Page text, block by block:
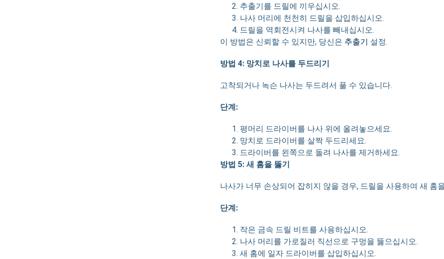
추출기를 드릴에 끼우십시오.
나사 머리에 천천히 드릴을 삽입하십시오.
드릴을 역회전시켜 나사를 빼내십시오.
이 방법은 신뢰할 수 있지만, 당신은 추출기 설정.
방법 4: 망치로 나사를 두드리기
고착되거나 녹슨 나사는 두드려서 풀 수 있습니다.
단계:
평머리 드라이버를 나사 위에 올려놓으세요.
망치로 드라이버를 살짝 두드리세요.
드라이버를 왼쪽으로 돌려 나사를 제거하세요.
방법 5: 새 홈을 뚫기
나사가 너무 손상되어 잡히지 않을 경우, 드릴을 사용하여 새 홈
단계:
작은 금속 드릴 비트를 사용하십시오.
나사 머리를 가로질러 직선으로 구멍을 뚫으십시오.
새 홈에 일자 드라이버를 삽입하십시오.